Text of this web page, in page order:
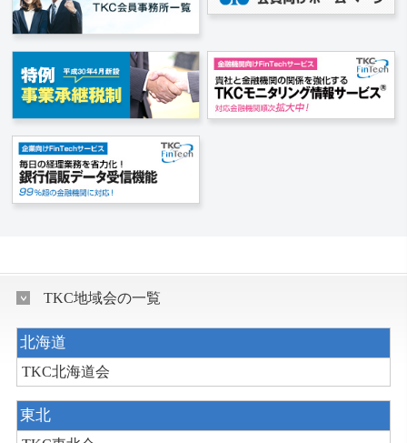
TKC地域会の一覧
北海道
TKC北海道会
東北